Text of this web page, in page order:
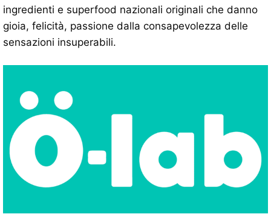
ingredienti e superfood nazionali originali che danno
gioia, felicità, passione dalla consapevolezza delle
sensazioni insuperabili.